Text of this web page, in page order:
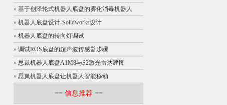
» 基于创泽轮式机器人底盘的雾化消毒机器人
» 机器人底盘设计-Solidworks设计
» 机器人底盘的转向灯调试
» 调试ROS底盘的超声波传感器步骤
» 思岚机器人底盘A1M8与S2激光雷达建图
» 思岚机器人底盘让机器人智能移动
== 信息推荐==